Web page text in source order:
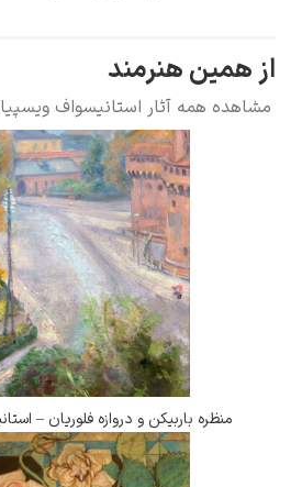
استانیسواف ویسپیانسکی
و دروازه فلوریان – استانیسواف ویسپیانسکی